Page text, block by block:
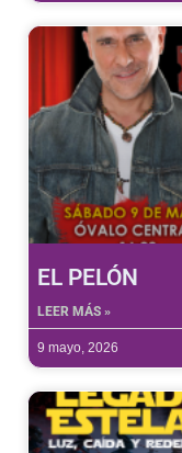
EL PELÓN
LEER MÁS »
9 mayo, 2026